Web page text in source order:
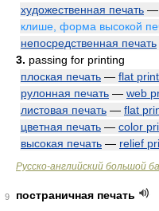
художественная печать —
клише, форма высокой
непосредственная печать
3. passing for printing
плоская печать — flat
рулонная печать — web
листовая печать — flat
цветная печать — color
высокая печать — relief
Русско-английский большой
9
постраничная печать